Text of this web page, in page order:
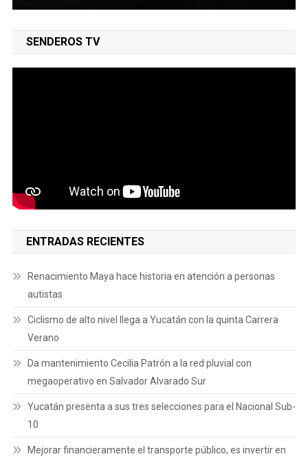
SENDEROS TV
ENTRADAS RECIENTES
Renacimiento Maya hace historia en atención a personas
autistas
Ciclismo de alto nivel llega a Yucatán con la quinta Carrera
Verano
Da mantenimiento Cecilia Patrón a la red pluvial con
megaoperativo en Salvador Alvarado Sur
Yucatán presenta a sus tres selecciones para el Nacional Sub-
10
Mejorar financieramente el transporte público, es invertir en